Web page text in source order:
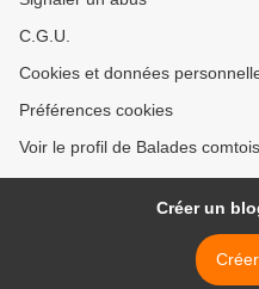
C.G.U.
Cookies et données
Préférences cookies
Voir le profil de Balades
Créer un